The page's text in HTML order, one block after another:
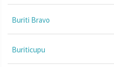
Buriti Bravo
Buriticupu